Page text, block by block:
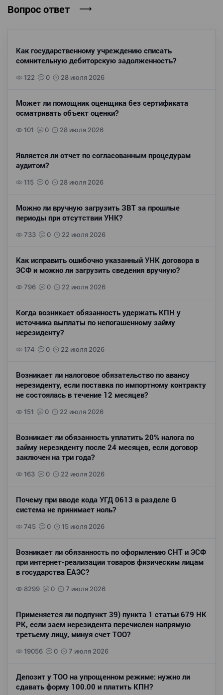
Вопрос ответ
Как государственному учреждению списать
сомнительную дебиторскую задолженность?
122 0 28 июля 2026
Может ли помощник оценщика без сертификата
осматривать объект оценки?
101 0 28 июля 2026
Является ли отчет по согласованным процедурам
аудитом?
115 0 28 июля 2026
Можно ли вручную загрузить ЗВТ за прошлые
периоды при отсутствии УНК?
733 0 22 июля 2026
Как исправить ошибочно указанный УНК договора в
ЭСФ и можно ли загрузить сведения вручную?
796 0 22 июля 2026
Когда возникает обязанность удержать КПН у
источника выплаты по непогашенному займу
нерезиденту?
174 0 22 июля 2026
Возникает ли налоговое обязательство по авансу
нерезиденту, если поставка по импортному контракту
не состоялась в течение 12 месяцев?
151 0 22 июля 2026
Возникает ли обязанность уплатить 20% налога по
займу нерезиденту после 24 месяцев, если договор
заключен на три года?
163 0 22 июля 2026
Почему при вводе кода УГД 0613 в разделе G
система не принимает ноль?
745 0 15 июля 2026
Возникает ли обязанность по оформлению СНТ и ЭСФ
при интернет-реализации товаров физическим лицам
в государства ЕАЭС?
8299 0 7 июля 2026
Применяется ли подпункт 39) пункта 1 статьи 679 НК
РК, если заем нерезидента перечислен напрямую
третьему лицу, минуя счет ТОО?
19056 0 7 июля 2026
Депозит у ТОО на упрощенном режиме: нужно ли
сдавать форму 100.00 и платить КПН?